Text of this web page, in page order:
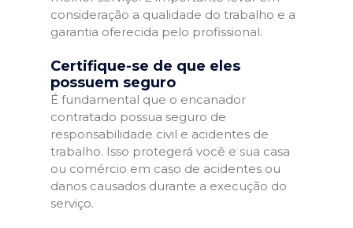
consideração a qualidade do trabalho e a
garantia oferecida pelo profissional.
Certifique-se de que eles
possuem seguro
É fundamental que o encanador
contratado possua seguro de
responsabilidade civil e acidentes de
trabalho. Isso protegerá você e sua casa
ou comércio em caso de acidentes ou
danos causados durante a execução do
serviço.